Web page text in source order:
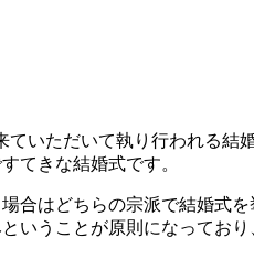
いただいて執り行われる結
てきな結婚式です。
合はどちらの宗派で結婚式を
いうことが原則になってお